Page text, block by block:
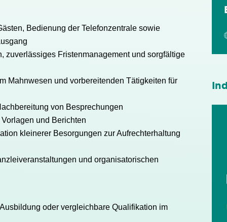
Bedienung der Telefonzentrale sowie
zuverlässiges Fristenmanagement und sorgfältige
Mahnwesen und vorbereitenden Tätigkeiten für
von Besprechungen
und Berichten
kleinerer Besorgungen zur Aufrechterhaltung
und organisatorischen
oder vergleichbare Qualifikation im